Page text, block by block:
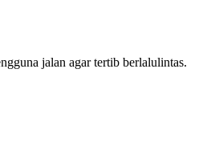
jalan agar tertib berlalulintas.